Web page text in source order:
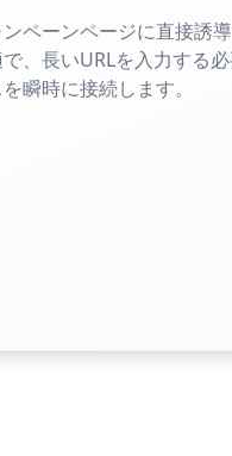
ペーンページに直接誘
、長いURLを入力する
瞬時に接続します。